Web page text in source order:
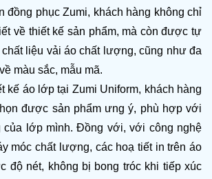
đồng phục Zumi, khách hàng không chỉ
về thiết kế sản phẩm, mà còn được tự
liệu vải áo chất lượng, cũng như đa
màu sắc, mẫu mã.
kế áo lớp tại Zumi Uniform, khách hàng
được sản phẩm ưng ý, phù hợp với
của lớp mình. Đồng với, với công nghệ
móc chất lượng, các hoạ tiết in trên áo
độ nét, không bị bong tróc khi tiếp xúc